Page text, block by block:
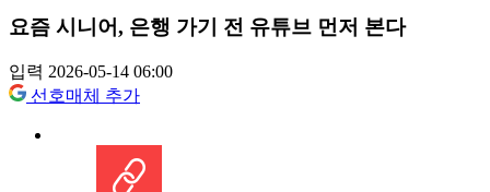
요즘 시니어, 은행 가기 전 유튜브 먼저 본다
입력 2026-05-14 06:00
선호매체 추가